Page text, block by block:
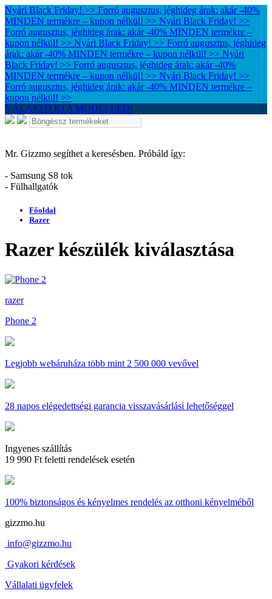
Nyári Black Friday! >> Forró augusztus, jéghideg árak: akár -40%
MINDEN termékre – kupon nélkül! >> Nyári Black Friday! >>
Forró augusztus, jéghideg árak: akár -40% MINDEN termékre –
kupon nélkül! >> Nyári Black Friday! >> Forró augusztus, jéghideg
árak: akár -40% MINDEN termékre – kupon nélkül! >> Nyári
Black Friday! >> Forró augusztus, jéghideg árak: akár -40%
MINDEN termékre – kupon nélkül! >> Nyári Black Friday! >>
Forró augusztus, jéghideg árak: akár -40% MINDEN termékre –
kupon nélkül! >>
VÁLASZD KI A MODELLED!
Mr. Gizzmo segíthet a keresésben. Próbáld így:
- Samsung S8 tok
- Fülhallgatók
Főoldal
Razer
Razer készülék kiválasztása
razer
Phone 2
Legjobb webáruháza több mint 2 500 000 vevővel
28 napos elégedettségi garancia visszavásárlási lehetőséggel
Ingyenes szállítás
19 990 Ft feletti rendelések esetén
100% biztonságos és kényelmes rendelés az otthoni kényelméből
gizzmo.hu
info@gizzmo.hu
Gyakori kérdések
Vállalati ügyfelek